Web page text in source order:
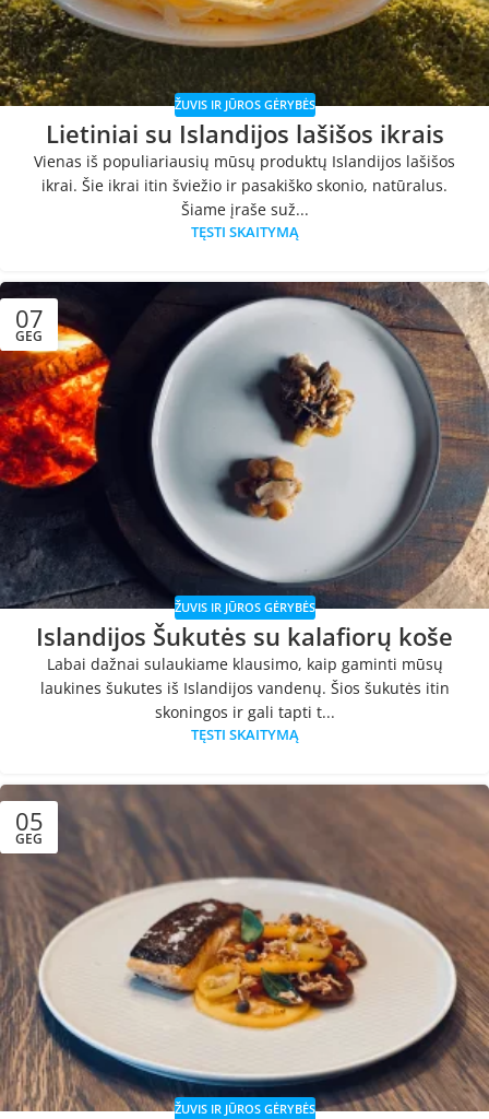
ŽUVIS IR JŪROS GĖRYBĖS
Lietiniai su Islandijos lašišos ikrais
Vienas iš populiariausių mūsų produktų Islandijos lašišos
ikrai. Šie ikrai itin šviežio ir pasakiško skonio, natūralus.
Šiame įraše suž...
TĘSTI SKAITYMĄ
07
GEG
ŽUVIS IR JŪROS GĖRYBĖS
Islandijos Šukutės su kalafiorų koše
Labai dažnai sulaukiame klausimo, kaip gaminti mūsų
laukines šukutes iš Islandijos vandenų. Šios šukutės itin
skoningos ir gali tapti t...
TĘSTI SKAITYMĄ
05
GEG
ŽUVIS IR JŪROS GĖRYBĖS